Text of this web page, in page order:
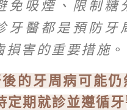
免吸煙、限制糖
牙醫都是預防牙
損害的重要措施 。
的牙周病可能仍
定期就診並遵循